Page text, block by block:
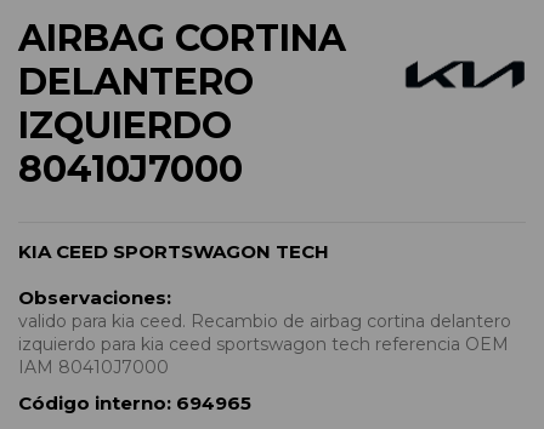
AIRBAG CORTINA
DELANTERO
IZQUIERDO
80410J7000
KIA CEED SPORTSWAGON TECH
Observaciones:
valido para kia ceed. Recambio de airbag cortina delantero
izquierdo para kia ceed sportswagon tech referencia OEM
IAM 80410J7000
Código interno: 694965